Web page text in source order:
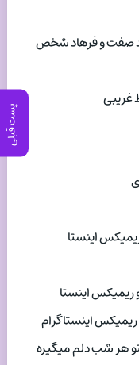
پست قبلی
صفت و فرهاد شخص
غریبی
اینستا
ریمیکس اینستا
ریمیکس اینستاگرام
هر شب دلم میگیره